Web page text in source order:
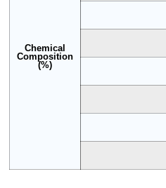
Chemical
Composition
(%)